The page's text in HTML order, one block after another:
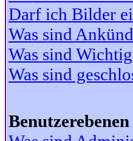
Darf ich Bilder
Was sind
Was sind
Was sind